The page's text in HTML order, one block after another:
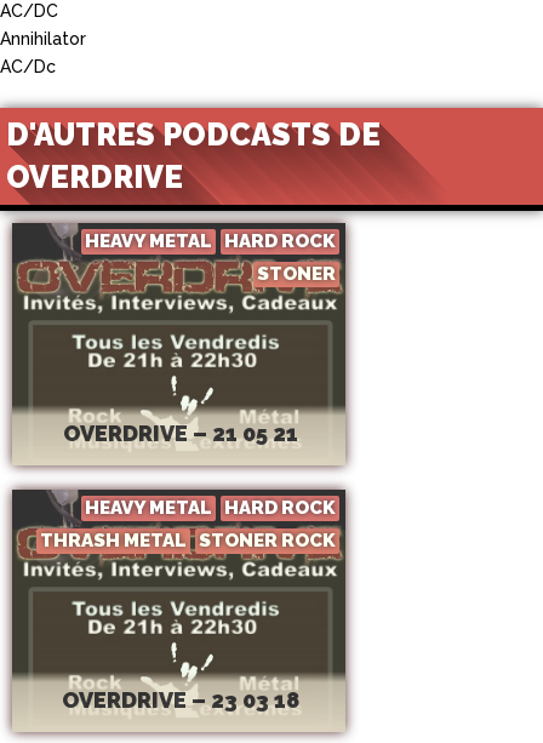
AC/DC
Annihilator
AC/Dc
D'AUTRES PODCASTS DE
OVERDRIVE
HARD ROCK
HEAVY METAL
STONER
OVERDRIVE – 21 05 21
HARD ROCK
HEAVY METAL
STONER ROCK
THRASH METAL
OVERDRIVE – 23 03 18